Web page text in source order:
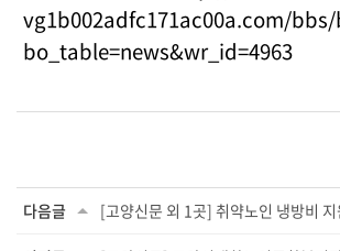
vg1b002adfc171ac00a.com/
bo_table=news&wr_id=4963
다음글